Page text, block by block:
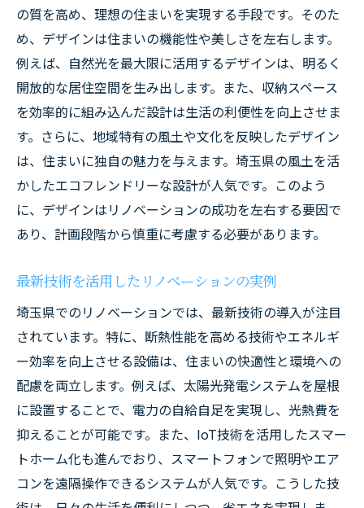
の質を高め、理想の住まいを実現する手段です。そのた
め、デザインは住まいの機能性や美しさを左右します。
例えば、自然光を最大限に活用するデザインは、明るく
開放的な居住空間を生み出します。また、収納スペース
を効率的に組み込んだ設計は生活の利便性を向上させま
す。さらに、地域特有の風土や文化を反映したデザイン
は、住まいに独自の魅力を与えます。埼玉県の風土を活
かしたエコフレンドリーな設計が人気です。このよう
に、デザインはリノベーションの成功を左右する要因で
あり、計画段階から慎重に考慮する必要があります。
最新技術を活用したリノベーションの実例
埼玉県でのリノベーションでは、最新技術の導入が注目
されています。特に、断熱性能を高める技術やエネルギ
ー効率を向上させる設備は、住まいの快適性と環境への
配慮を両立します。例えば、太陽光発電システムを屋根
に設置することで、電力の自給自足を実現し、光熱費を
抑えることが可能です。また、IoT技術を活用したスマー
トホーム化も進んでおり、スマートフォンで照明やエア
コンを遠隔操作できるシステムが人気です。こうした技